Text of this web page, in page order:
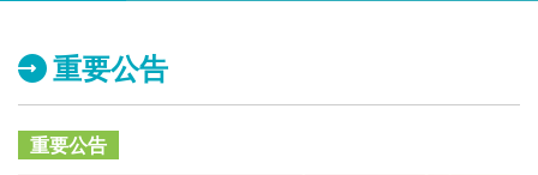
重要公告
重要公告